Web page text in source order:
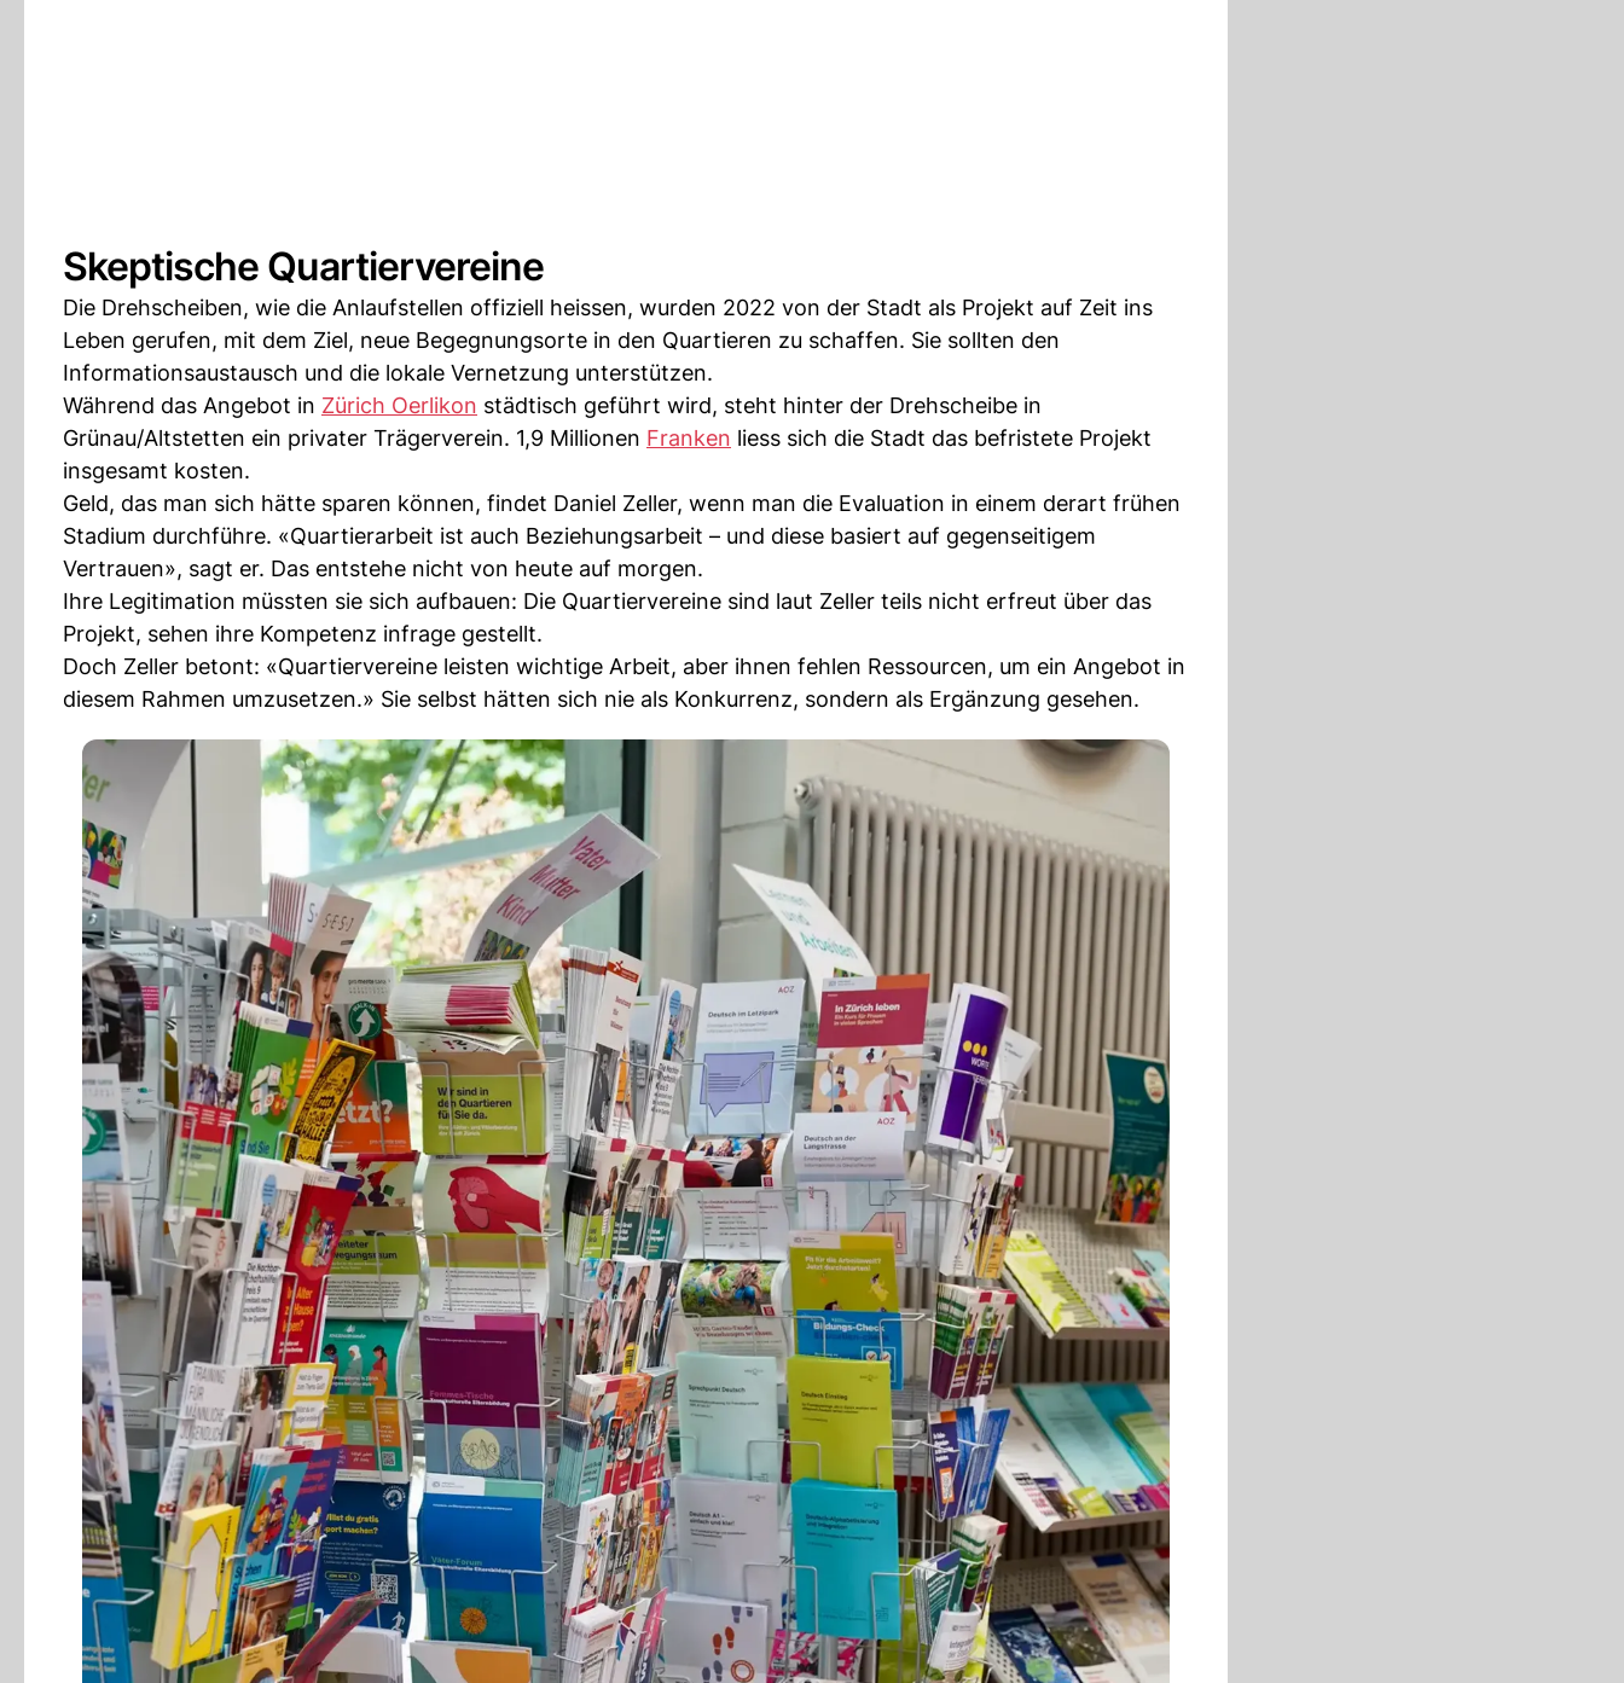
Skeptische Quartiervereine
Die Drehscheiben, wie die Anlaufstellen offiziell heissen, wurden 2022 von der Stadt als Projekt auf Zeit ins
Leben gerufen, mit dem Ziel, neue Begegnungsorte in den Quartieren zu schaffen. Sie sollten den
Informationsaustausch und die lokale Vernetzung unterstützen.
Während das Angebot in Zürich Oerlikon städtisch geführt wird, steht hinter der Drehscheibe in
Grünau/Altstetten ein privater Trägerverein. 1,9 Millionen Franken liess sich die Stadt das befristete Projekt
insgesamt kosten.
Geld, das man sich hätte sparen können, findet Daniel Zeller, wenn man die Evaluation in einem derart frühen
Stadium durchführe. «Quartierarbeit ist auch Beziehungsarbeit – und diese basiert auf gegenseitigem
Vertrauen», sagt er. Das entstehe nicht von heute auf morgen.
Ihre Legitimation müssten sie sich aufbauen: Die Quartiervereine sind laut Zeller teils nicht erfreut über das
Projekt, sehen ihre Kompetenz infrage gestellt.
Doch Zeller betont: «Quartiervereine leisten wichtige Arbeit, aber ihnen fehlen Ressourcen, um ein Angebot in
diesem Rahmen umzusetzen.» Sie selbst hätten sich nie als Konkurrenz, sondern als Ergänzung gesehen.